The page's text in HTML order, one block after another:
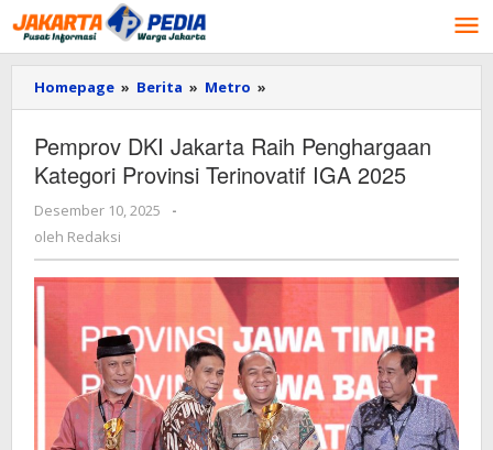
Lewati
ke
konten
Homepage » Berita » Metro »
DKI
Raih
Penghargaan
IGA
2025
Pemprov DKI Jakarta Raih Penghargaan
Kategori Provinsi Terinovatif IGA 2025
Desember 10, 2025
oleh
-
oleh Redaksi